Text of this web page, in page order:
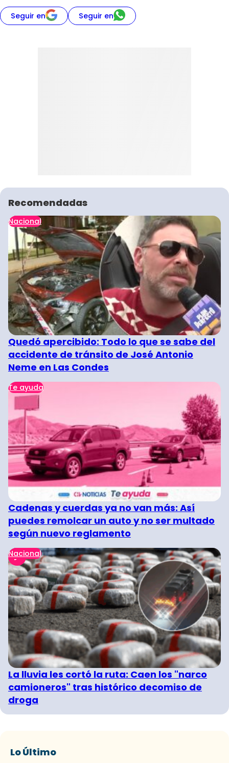
Seguir en Seguir en
Recomendadas
Nacional
Quedó apercibido: Todo lo que se sabe del
accidente de tránsito de José Antonio
Neme en Las Condes
Te ayuda
Cadenas y cuerdas ya no van más: Así
puedes remolcar un auto y no ser multado
según nuevo reglamento
Nacional
La lluvia les cortó la ruta: Caen los "narco
camioneros" tras histórico decomiso de
droga
Lo Último